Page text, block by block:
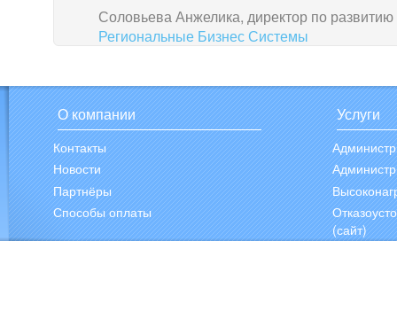
Соловьева Анжелика, директор по развитию
Региональные Бизнес Системы
О компании
Контакты
Новости
Партнёры
Способы оплаты
Услуги
(сайт)